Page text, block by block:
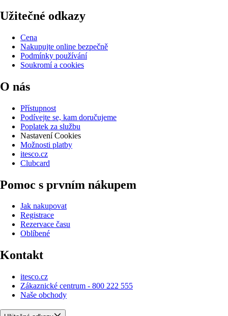
Užitečné odkazy
Cena
Nakupujte online bezpečně
Podmínky používání
Soukromí a cookies
O nás
Přístupnost
Podívejte se, kam doručujeme
Poplatek za službu
Nastavení Cookies
Možnosti platby
itesco.cz
Clubcard
Pomoc s prvním nákupem
Jak nakupovat
Registrace
Rezervace času
Oblíbené
Kontakt
itesco.cz
Zákaznické centrum - 800 222 555
Naše obchody